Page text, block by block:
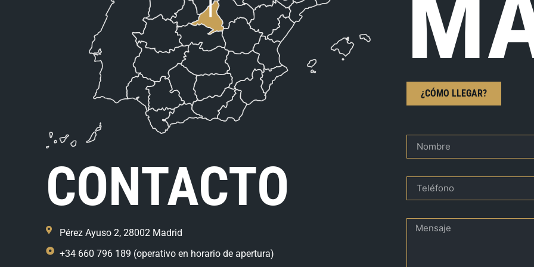
CONTACTO
Pérez Ayuso 2, 28002 Madrid
+34 660 796 189 (operativo en horario de apertura)
¿CÓMO LLEGAR?